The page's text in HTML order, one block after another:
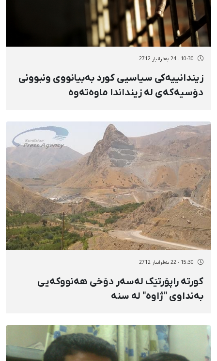
10:30 - 24 بەفرانبار 2712
زیندانییەکی سیاسیی کورد بەبیانووی ونبوونی
دۆسیەکەی لە زینداندا ماوەتەوە
15:30 - 22 بەفرانبار 2712
کورتە راپۆرتێک لەسەر دۆخی هەنووکەیی
بەنداوی "ژاوە" لە سنە